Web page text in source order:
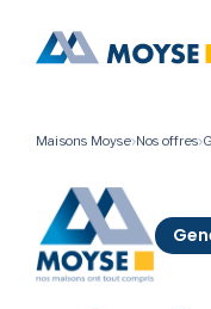
Maisons Moyse Nos offres